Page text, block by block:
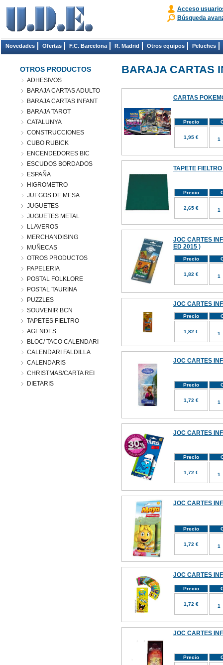
Acceso
Búsqueda
Novedades Ofertas F.C. Barcelona R. Madrid Otros equipos Peluches
OTROS PRODUCTOS
ADHESIVOS
BARAJA CARTAS ADULTO
BARAJA CARTAS INFANT
BARAJA TAROT
CATALUNYA
CONSTRUCCIONES
CUBO RUBICK
ENCENDEDORES BIC
ESCUDOS BORDADOS
ESPAÑA
HIGROMETRO
JUEGOS DE MESA
JUGUETES
JUGUETES METAL
LLAVEROS
MERCHANDISING
MUÑECAS
OTROS PRODUCTOS
PAPELERIA
POSTAL FOLKLORE
POSTAL TAURINA
PUZZLES
SOUVENIR BCN
TAPETES FIELTRO
AGENDES
BLOC/ TACO CALENDARI
CALENDARI FALDILLA
CALENDARIS
CHRISTMAS/CARTA REI
DIETARIS
BARAJA CARTAS
CARTAS
Precio
1,95 €
TAPETE
Precio
2,65 €
JOC CARTES
ED 2015 )
Precio
1,82 €
JOC CARTES
Precio
1,82 €
JOC CARTES
Precio
1,72 €
JOC CARTES
Precio
1,72 €
JOC CARTES
Precio
1,72 €
JOC CARTES
Precio
1,72 €
JOC CARTES
Precio